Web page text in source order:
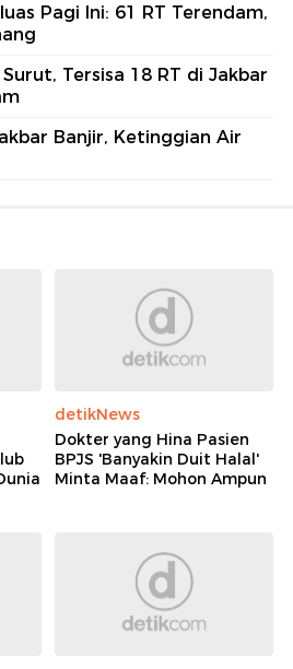
Pagi Ini: 61 RT Terendam,
Tersisa 18 RT di Jakbar
Banjir, Ketinggian Air
detikNews
Dokter yang Hina Pasien
BPJS 'Banyakin Duit Halal'
Minta Maaf: Mohon Ampun